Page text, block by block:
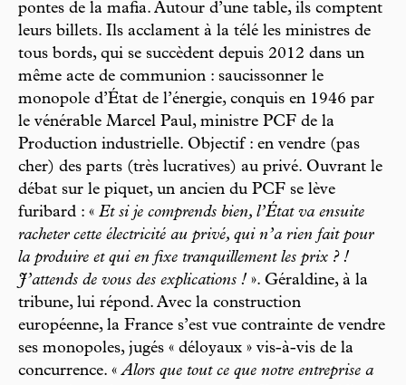
pontes de la mafia. Autour d’une table, ils comptent
leurs billets. Ils acclament à la télé les ministres de
tous bords, qui se succèdent depuis 2012 dans un
même acte de communion : saucissonner le
monopole d’État de l’énergie, conquis en 1946 par
le vénérable Marcel Paul, ministre PCF de la
Production industrielle. Objectif : en vendre (pas
cher) des parts (très lucratives) au privé. Ouvrant le
débat sur le piquet, un ancien du PCF se lève
furibard : « Et si je comprends bien, l’État va ensuite
racheter cette électricité au privé, qui n’a rien fait pour
la produire et qui en fixe tranquillement les prix ? !
J’attends de vous des explications ! ». Géraldine, à la
tribune, lui répond. Avec la construction
européenne, la France s’est vue contrainte de vendre
ses monopoles, jugés « déloyaux » vis-à-vis de la
concurrence. «Alors que tout ce que notre entreprise a